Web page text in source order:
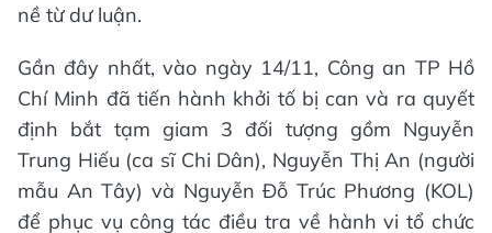
nề từ dư luận.
Gần đây nhất, vào ngày 14/11, Công an TP Hồ
Chí Minh đã tiến hành khởi tố bị can và ra quyết
định bắt tạm giam 3 đối tượng gồm Nguyễn
Trung Hiếu (ca sĩ Chi Dân), Nguyễn Thị An (người
mẫu An Tây) và Nguyễn Đỗ Trúc Phương (KOL)
để phục vụ công tác điều tra về hành vi tổ chức